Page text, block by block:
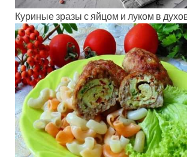
Куриные зразы с яйцом и луком в